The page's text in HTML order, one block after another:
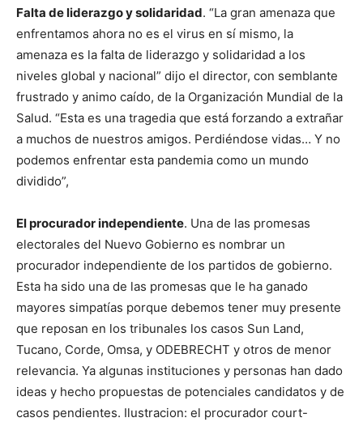
Falta de liderazgo y solidaridad. “La gran amenaza que
enfrentamos ahora no es el virus en sí mismo, la
amenaza es la falta de liderazgo y solidaridad a los
niveles global y nacional” dijo el director, con semblante
frustrado y animo caído, de la Organización Mundial de la
Salud. “Esta es una tragedia que está forzando a extrañar
a muchos de nuestros amigos. Perdiéndose vidas… Y no
podemos enfrentar esta pandemia como un mundo
dividido”,
El procurador independiente. Una de las promesas
electorales del Nuevo Gobierno es nombrar un
procurador independiente de los partidos de gobierno.
Esta ha sido una de las promesas que le ha ganado
mayores simpatías porque debemos tener muy presente
que reposan en los tribunales los casos Sun Land,
Tucano, Corde, Omsa, y ODEBRECHT y otros de menor
relevancia. Ya algunas instituciones y personas han dado
ideas y hecho propuestas de potenciales candidatos y de
casos pendientes. Ilustracion: el procurador court-